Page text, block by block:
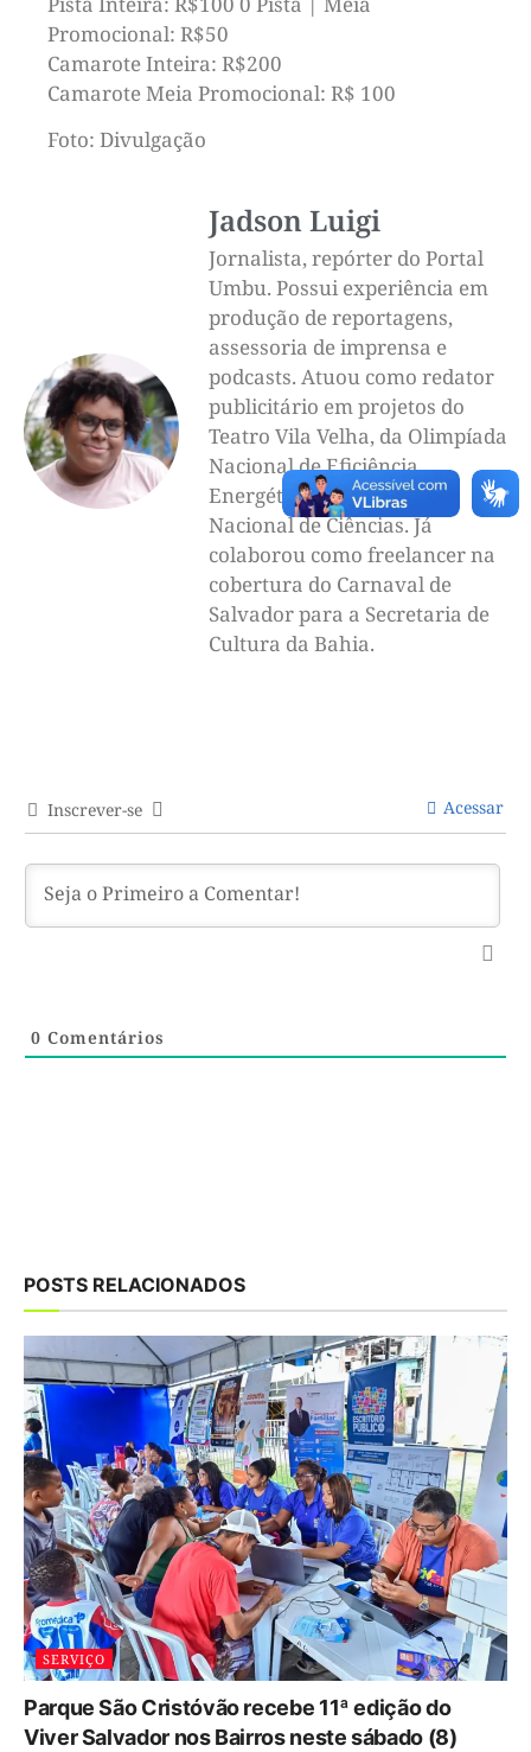
Promocional: R$50
Camarote Inteira: R$200
Camarote Meia Promocional: R$ 100
Foto: Divulgação
Jadson Luigi
Jornalista, repórter do Portal
Umbu. Possui experiência em
produção de reportagens,
assessoria de imprensa e
podcasts. Atuou como redator
publicitário em projetos do
Teatro Vila Velha, da Olimpíada
Nacional de Eficiência
Energética e da Olimpíada
Nacional de Ciências. Já
colaborou como freelancer na
cobertura do Carnaval de
Salvador para a Secretaria de
Cultura da Bahia.
Inscrever-se Acessar
0 Comentários
POSTS RELACIONADOS
SERVIÇO
Parque São Cristóvão recebe 11ª edição do
Viver Salvador nos Bairros neste sábado (8)